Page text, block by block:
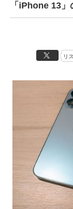
「iPhone 13」
リ